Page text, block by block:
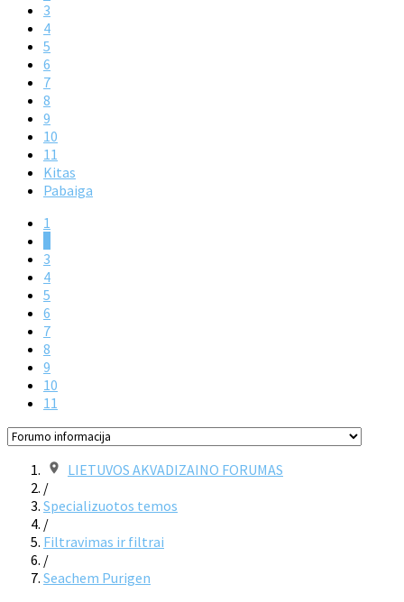
3
4
5
6
7
8
9
10
11
Kitas
Pabaiga
1
3
4
5
6
7
8
9
10
11
LIETUVOS AKVADIZAINO FORUMAS
/
Specializuotos temos
/
Filtravimas ir filtrai
/
Seachem Purigen